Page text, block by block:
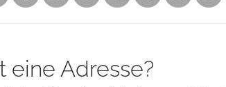
eine Adresse?